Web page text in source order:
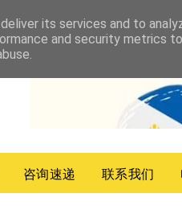
咨询速递 联系我们
its services and to
and security metrics